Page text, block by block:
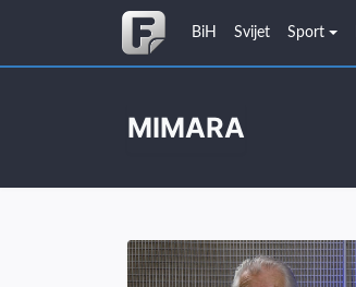
BiH Svijet Sport
MIMARA